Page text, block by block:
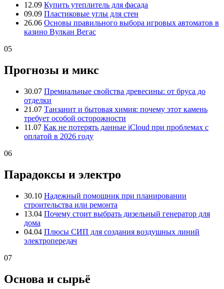
12.09 Купить утеплитель для фасада
09.09 Пластиковые углы для стен
26.06 Основы правильного выбора игровых автоматов в
казино Вулкан Вегас
05
Прогнозы и микс
30.07 Премиальные свойства древесины: от бруса до
отделки
21.07 Танзанит и бытовая химия: почему этот камень
требует особой осторожности
11.07 Как не потерять данные iCloud при проблемах с
оплатой в 2026 году
06
Парадоксы и электро
30.10 Надежный помощник при планировании
строительства или ремонта
13.04 Почему стоит выбрать дизельный генератор для
дома
04.04 Плюсы СИП для создания воздушных линий
электропередач
07
Основа и сырьё